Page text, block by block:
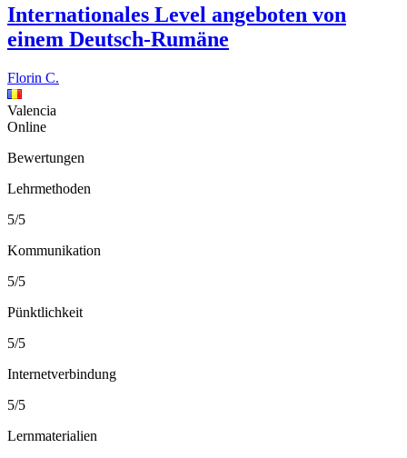
Internationales Level angeboten von
einem Deutsch-Rumäne
Florin C.
Valencia
Online
Bewertungen
Lehrmethoden
5/5
Kommunikation
5/5
Pünktlichkeit
5/5
Internetverbindung
5/5
Lernmaterialien